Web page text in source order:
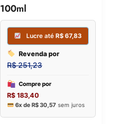
100ml